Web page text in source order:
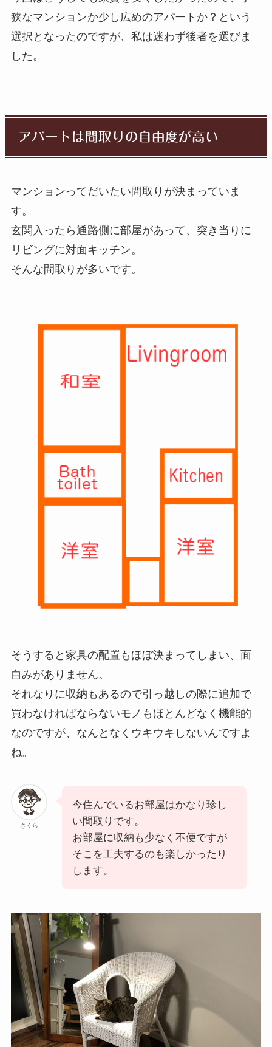
狭なマンションか少し広めのアパートか？という
選択となったのですが、私は迷わず後者を選びま
した。
アパートは間取りの自由度が高い
マンションってだいたい間取りが決まっていま
す。
玄関入ったら通路側に部屋があって、突き当りに
リビングに対面キッチン。
そんな間取りが多いです。
そうすると家具の配置もほぼ決まってしまい、面
白みがありません。
それなりに収納もあるので引っ越しの際に追加で
買わなければならないモノもほとんどなく機能的
なのですが、なんとなくウキウキしないんですよ
ね。
さくら
今住んでいるお部屋はかなり珍し
い間取りです。
お部屋に収納も少なく不便ですが
そこを工夫するのも楽しかったり
します。